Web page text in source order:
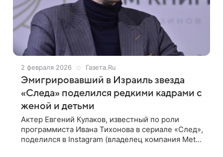
2 февраля 2026 Газета.Ru
Эмигрировавший в Израиль звезда
«Следа» поделился редкими кадрами с
женой и детьми
Актер Евгений Кулаков, известный по роли
программиста Ивана Тихонова в сериале «След»,
поделился в Instagram (владелец компания Meta